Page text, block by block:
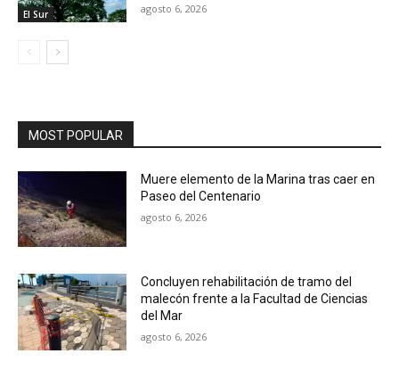
El Sur agosto 6, 2026
MOST POPULAR
Muere elemento de la Marina tras caer en
Paseo del Centenario
agosto 6, 2026
Concluyen rehabilitación de tramo del
malecón frente a la Facultad de Ciencias
del Mar
agosto 6, 2026